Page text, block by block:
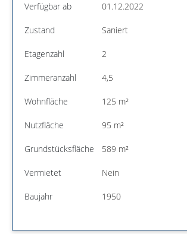
Verfügbar ab 01.12.2022
Zustand Saniert
Etagenzahl 2
Zimmeranzahl 4,5
Wohnfläche 125 m²
Nutzfläche 95 m²
Grundstücksfläche 589 m²
Vermietet Nein
Baujahr 1950